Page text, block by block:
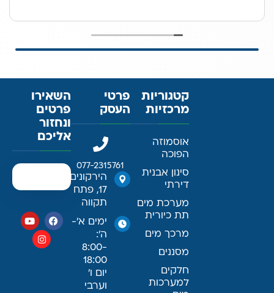
קטגוריות
מרכזיות
אוסמוזה
הפוכה
סינון אבנית
דירתי
מערכת מים
תת כיורית
מרכך מים
מסננים
חלקים
למערכות
פרטי
העסק
077-2315761
הירקונים
17, פתח
תקווה
ימים א׳-
ה׳:
8:00-
18:00
יום ו׳
וערבי
השאירו
פרטים
ונחזור
אליכם